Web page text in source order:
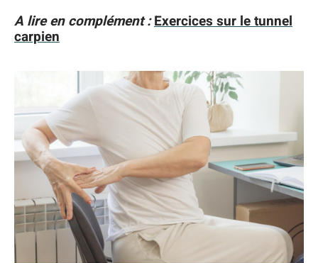
A lire en complément : Exercices sur le tunnel
carpien